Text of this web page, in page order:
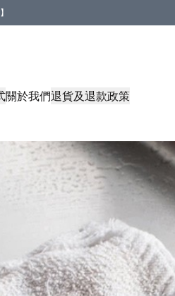
關於我們退貨及退款政策